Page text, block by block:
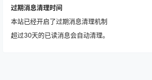
过期消息清理时间
本站已经开启了过期消息清理机制
超过30天的已读消息会自动清理。